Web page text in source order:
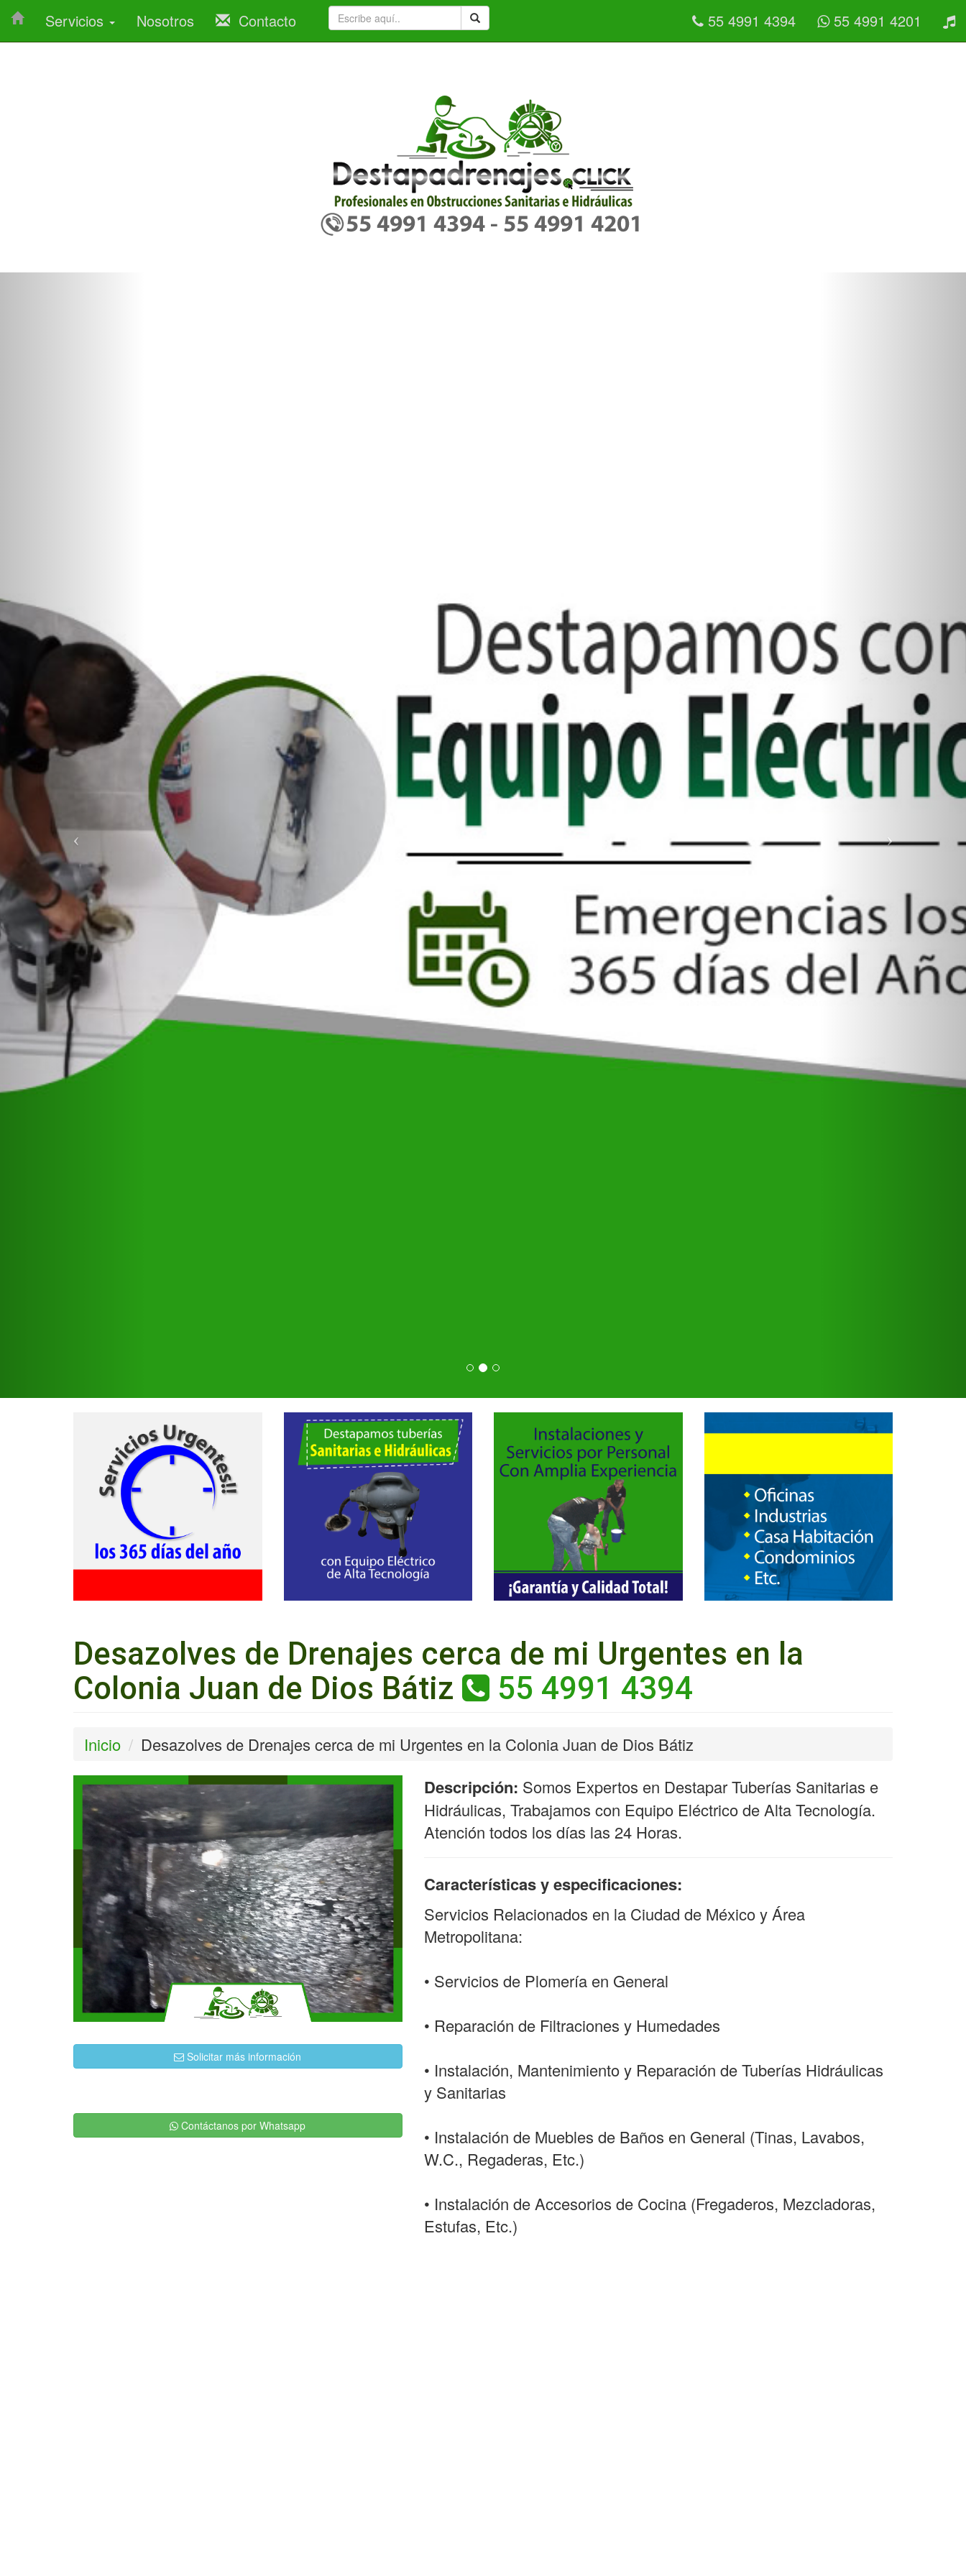
Servicios Nosotros Contacto 55 4991 4394 55 4991 4201
Desazolves de Drenajes cerca de mi Urgentes en la
Colonia Juan de Dios Bátiz
55 4991 4394
Inicio Desazolves de Drenajes cerca de mi Urgentes en la Colonia Juan de Dios Bátiz
Solicitar más información
Contáctanos por Whatsapp
Descripción: Somos Expertos en Destapar Tuberías Sanitarias e
Hidráulicas, Trabajamos con Equipo Eléctrico de Alta Tecnología.
Atención todos los días las 24 Horas.
Características y especificaciones:
Servicios Relacionados en la Ciudad de México y Área
Metropolitana:
• Servicios de Plomería en General
• Reparación de Filtraciones y Humedades
• Instalación, Mantenimiento y Reparación de Tuberías Hidráulicas
y Sanitarias
• Instalación de Muebles de Baños en General (Tinas, Lavabos,
W.C., Regaderas, Etc.)
• Instalación de Accesorios de Cocina (Fregaderos, Mezcladoras,
Estufas, Etc.)